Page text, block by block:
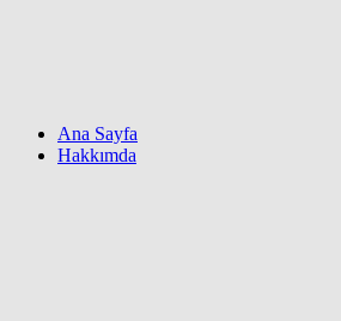
Ana Sayfa
Hakkımda